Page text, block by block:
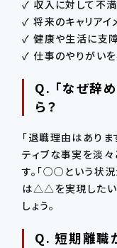
✓ 収入に対して不
✓ 将来のキャリア
✓ 健康や生活に支
✓ 仕事のやりがいを
Q. 「なぜ辞
ら？
「退職理由はあり
ティブな事実を淡
す。「○○という状
は△△を実現したい
しょう。
Q. 短期離職